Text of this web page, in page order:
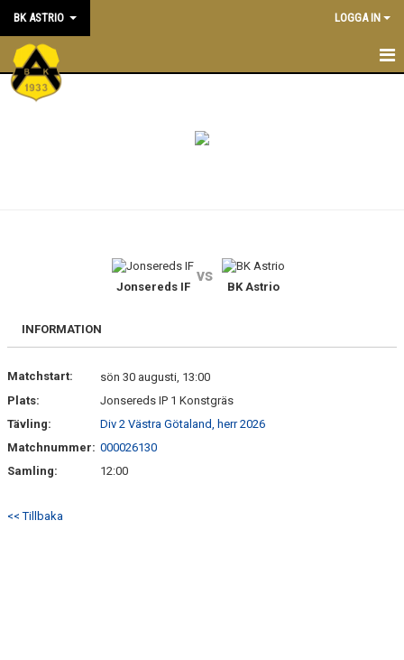
BK ASTRIO LOGGA IN
HEM
BLI MEDLEM
SÖNDRUMS IP
TRYGG I ASTRIO
ASTRIOSHOPEN
Jonsereds IF
vs
BK Astrio
INFORMATION
Matchstart:
sön 30 augusti, 13:00
Plats:
Jonsereds IP 1 Konstgräs
Tävling:
Div 2 Västra Götaland, herr 2026
Matchnummer: 000026130
Samling:
12:00
<< Tillbaka